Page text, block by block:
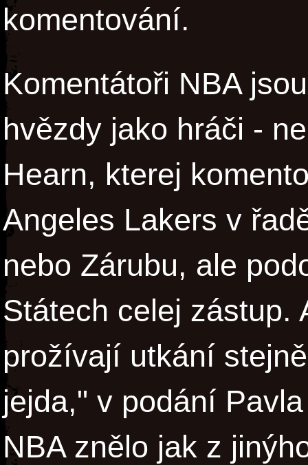
komentování.
Komentátoři NBA
hvězdy jako hráči -
Hearn, kterej
Angeles Lakers v
nebo Zárubu, ale
Státech celej zástup.
prožívají utkání
jejda," v podání
NBA znělo jak z